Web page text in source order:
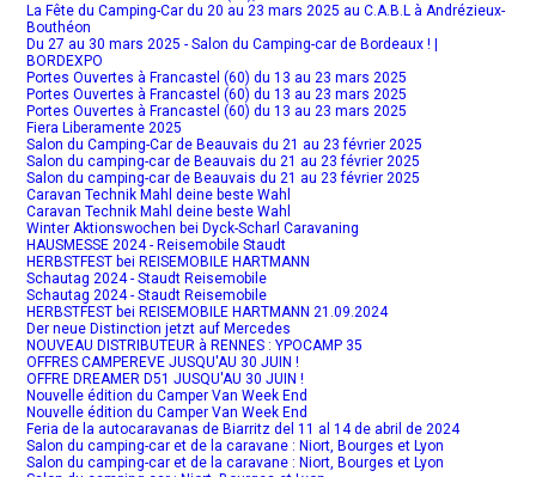
La Fête du Camping-Car du 20 au 23 mars 2025 au C.A.B.L à Andrézieux-
Bouthéon
Du 27 au 30 mars 2025 - Salon du Camping-car de Bordeaux ! |
BORDEXPO
Portes Ouvertes à Francastel (60) du 13 au 23 mars 2025
Portes Ouvertes à Francastel (60) du 13 au 23 mars 2025
Portes Ouvertes à Francastel (60) du 13 au 23 mars 2025
Fiera Liberamente 2025
Salon du Camping-Car de Beauvais du 21 au 23 février 2025
Salon du camping-car de Beauvais du 21 au 23 février 2025
Salon du camping-car de Beauvais du 21 au 23 février 2025
Caravan Technik Mahl deine beste Wahl
Caravan Technik Mahl deine beste Wahl
Winter Aktionswochen bei Dyck-Scharl Caravaning
HAUSMESSE 2024 - Reisemobile Staudt
HERBSTFEST bei REISEMOBILE HARTMANN
Schautag 2024 - Staudt Reisemobile
Schautag 2024 - Staudt Reisemobile
HERBSTFEST bei REISEMOBILE HARTMANN 21.09.2024
Der neue Distinction jetzt auf Mercedes
NOUVEAU DISTRIBUTEUR à RENNES : YPOCAMP 35
OFFRES CAMPEREVE JUSQU'AU 30 JUIN !
OFFRE DREAMER D51 JUSQU'AU 30 JUIN !
Nouvelle édition du Camper Van Week End
Nouvelle édition du Camper Van Week End
Feria de la autocaravanas de Biarritz del 11 al 14 de abril de 2024
Salon du camping-car et de la caravane : Niort, Bourges et Lyon
Salon du camping-car et de la caravane : Niort, Bourges et Lyon